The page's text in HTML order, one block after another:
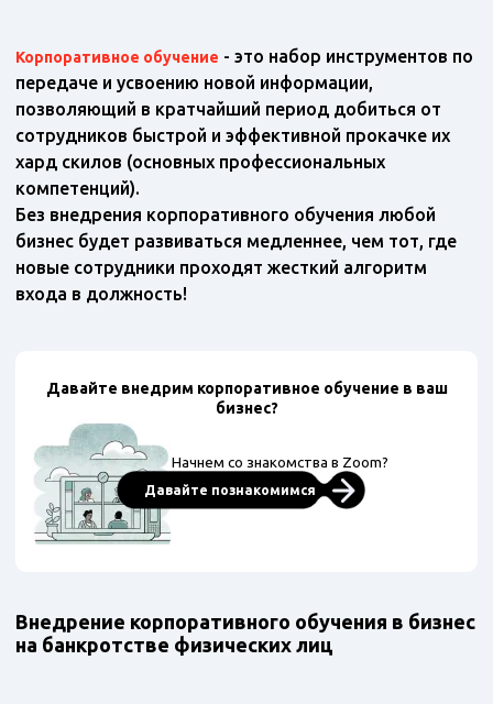
Корпоративное обучение - это набор инструментов по
передаче и усвоению новой информации,
позволяющий в кратчайший период добиться от
сотрудников быстрой и эффективной прокачке их
хард скилов (основных профессиональных
компетенций).
Без внедрения корпоративного обучения любой
бизнес будет развиваться медленнее, чем тот, где
новые сотрудники проходят жесткий алгоритм
входа в должность!
Давайте внедрим корпоративное обучение в ваш
бизнес?
Начнем со знакомства в Zoom?
Давайте познакомимся
Внедрение корпоративного обучения в бизнес
на банкротстве физических лиц